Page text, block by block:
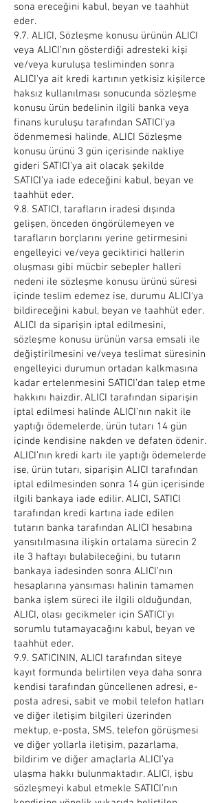
sona ereceğini kabul, beyan ve taahhüt
eder.
9.7. ALICI, Sözleşme konusu ürünün ALICI
veya ALICI’nın gösterdiği adresteki kişi
ve/veya kuruluşa tesliminden sonra
ALICI'ya ait kredi kartının yetkisiz kişilerce
haksız kullanılması sonucunda sözleşme
konusu ürün bedelinin ilgili banka veya
finans kuruluşu tarafından SATICI'ya
ödenmemesi halinde, ALICI Sözleşme
konusu ürünü 3 gün içerisinde nakliye
gideri SATICI’ya ait olacak şekilde
SATICI’ya iade edeceğini kabul, beyan ve
taahhüt eder.
9.8. SATICI, tarafların iradesi dışında
gelişen, önceden öngörülemeyen ve
tarafların borçlarını yerine getirmesini
engelleyici ve/veya geciktirici hallerin
oluşması gibi mücbir sebepler halleri
nedeni ile sözleşme konusu ürünü süresi
içinde teslim edemez ise, durumu ALICI'ya
bildireceğini kabul, beyan ve taahhüt eder.
ALICI da siparişin iptal edilmesini,
sözleşme konusu ürünün varsa emsali ile
değiştirilmesini ve/veya teslimat süresinin
engelleyici durumun ortadan kalkmasına
kadar ertelenmesini SATICI’dan talep etme
hakkını haizdir. ALICI tarafından siparişin
iptal edilmesi halinde ALICI’nın nakit ile
yaptığı ödemelerde, ürün tutarı 14 gün
içinde kendisine nakden ve defaten ödenir.
ALICI’nın kredi kartı ile yaptığı ödemelerde
ise, ürün tutarı, siparişin ALICI tarafından
iptal edilmesinden sonra 14 gün içerisinde
ilgili bankaya iade edilir. ALICI, SATICI
tarafından kredi kartına iade edilen
tutarın banka tarafından ALICI hesabına
yansıtılmasına ilişkin ortalama sürecin 2
ile 3 haftayı bulabileceğini, bu tutarın
bankaya iadesinden sonra ALICI’nın
hesaplarına yansıması halinin tamamen
banka işlem süreci ile ilgili olduğundan,
ALICI, olası gecikmeler için SATICI’yı
sorumlu tutamayacağını kabul, beyan ve
taahhüt eder.
9.9. SATICININ, ALICI tarafından siteye
kayıt formunda belirtilen veya daha sonra
kendisi tarafından güncellenen adresi, e-
posta adresi, sabit ve mobil telefon hatları
ve diğer iletişim bilgileri üzerinden
mektup, e-posta, SMS, telefon görüşmesi
ve diğer yollarla iletişim, pazarlama,
bildirim ve diğer amaçlarla ALICI’ya
ulaşma hakkı bulunmaktadır. ALICI, işbu
sözleşmeyi kabul etmekle SATICI’nın